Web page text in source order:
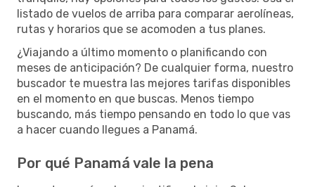
listado de vuelos de arriba para comparar aerolíneas,
rutas y horarios que se acomoden a tus planes.
¿Viajando a último momento o planificando con
meses de anticipación? De cualquier forma, nuestro
buscador te muestra las mejores tarifas disponibles
en el momento en que buscas. Menos tiempo
buscando, más tiempo pensando en todo lo que vas
a hacer cuando llegues a Panamá.
Por qué Panamá vale la pena